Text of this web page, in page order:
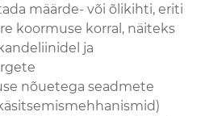
määrde- või õlikihti, eriti
koormuse korral, näiteks
ja
nõuetega seadmete